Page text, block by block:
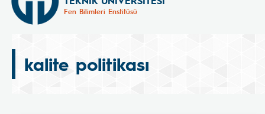
Fen Bilimleri Enstitüsü
kalite politikası